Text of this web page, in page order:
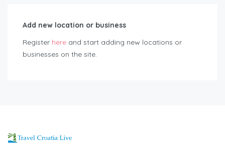
Add new location or business
Register here and start adding new locations or
businesses on the site.